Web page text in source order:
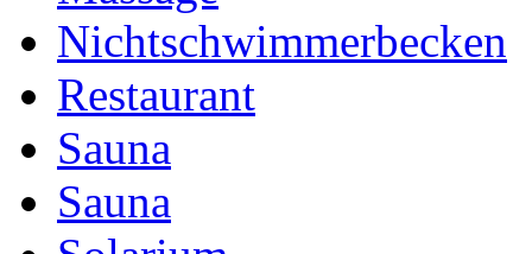
Nichtschwimmerbecken
Restaurant
Sauna
Sauna